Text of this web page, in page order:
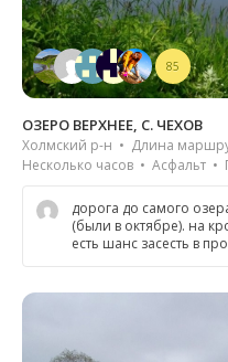
85
ОЗЕРО ВЕРХНЕЕ, С. ЧЕХОВ
Холмский р-н • Длина
Несколько часов • Асфальт •
дорога до самого
(были в октябре). на
есть шанс засесть в